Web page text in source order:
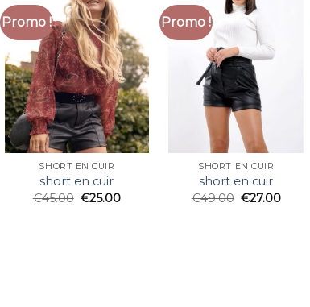
Promo !
SHORT EN CUIR
short en cuir
€45.00 €25.00
Promo !
SHORT EN CUIR
short en cuir
€49.00 €27.00